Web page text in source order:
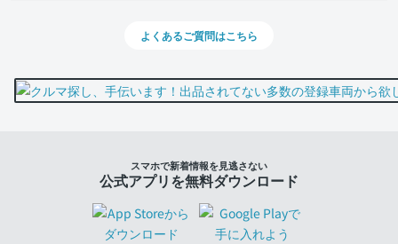
よくあるご質問はこちら
スマホで新着情報を見逃さない
公式アプリを無料ダウンロード